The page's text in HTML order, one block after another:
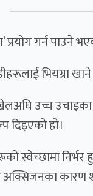
गर्न पाउने
भियग्रा
खेलअघि उच्च
दिइएको हो।
स्वेच्छामा
अक्सिजनका कारण